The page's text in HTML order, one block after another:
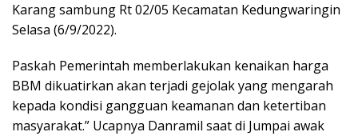
Karang sambung Rt 02/05 Kecamatan Kedungwaringin
Selasa (6/9/2022).
Paskah Pemerintah memberlakukan kenaikan harga
BBM dikuatirkan akan terjadi gejolak yang mengarah
kepada kondisi gangguan keamanan dan ketertiban
masyarakat.” Ucapnya Danramil saat di Jumpai awak